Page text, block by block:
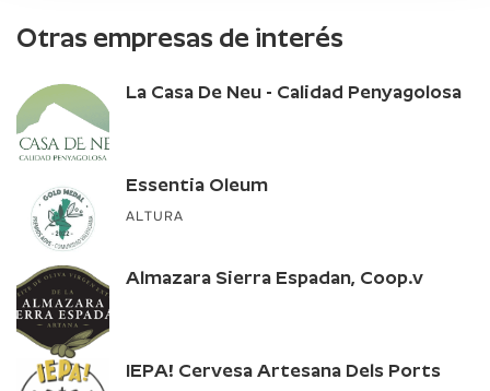
Otras empresas de interés
La Casa De Neu - Calidad Penyagolosa
Essentia Oleum
ALTURA
Almazara Sierra Espadan, Coop.v
IEPA! Cervesa Artesana Dels Ports